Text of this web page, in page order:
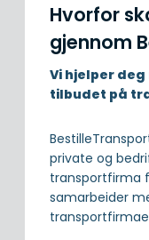
Hvorfor
gjennom
Vi hjelper
tilbudet på
private og
transportfirma
samarbeider